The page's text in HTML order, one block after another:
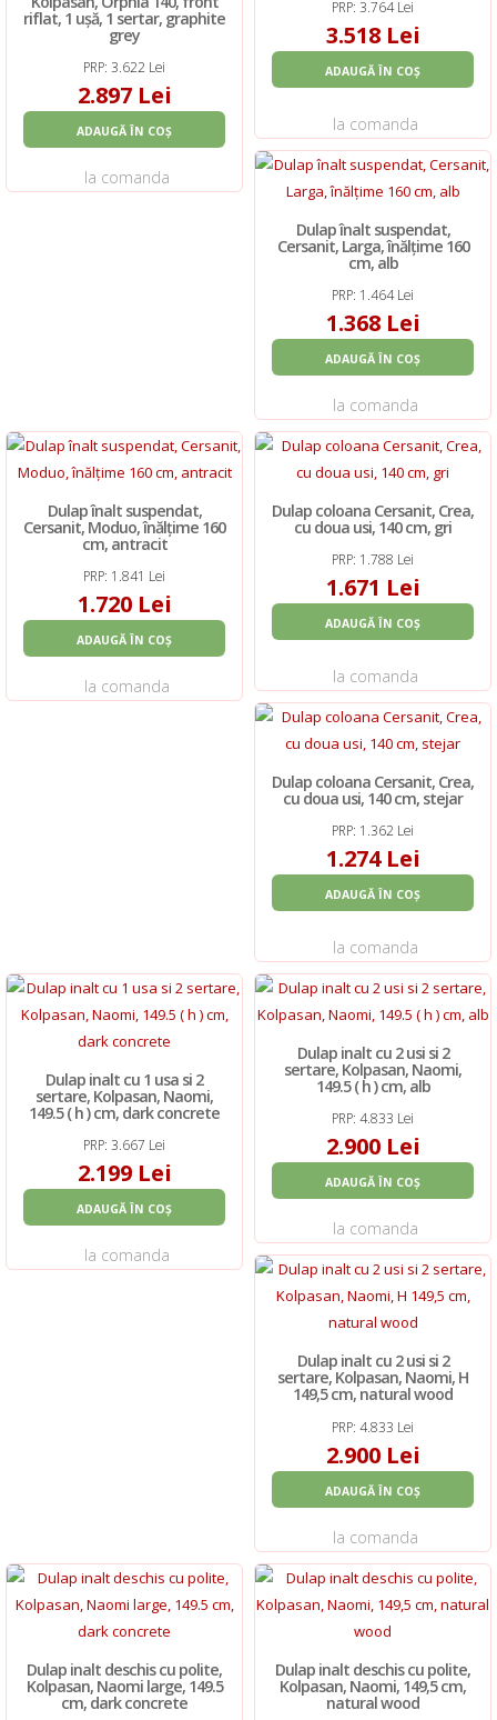
riflat, 1 ușă, 1 sertar, graphite
grey
PRP: 3.622 Lei
2.897 Lei
ADAUGĂ ÎN COȘ
la comanda
PRP: 3.764 Lei
3.518 Lei
ADAUGĂ ÎN COȘ
la comanda
Dulap înalt suspendat,
Cersanit, Larga, înălțime 160
cm, alb
PRP: 1.464 Lei
1.368 Lei
ADAUGĂ ÎN COȘ
la comanda
Dulap înalt suspendat,
Cersanit, Moduo, înălțime 160
cm, antracit
PRP: 1.841 Lei
1.720 Lei
ADAUGĂ ÎN COȘ
la comanda
Dulap coloana Cersanit, Crea,
cu doua usi, 140 cm, gri
PRP: 1.788 Lei
1.671 Lei
ADAUGĂ ÎN COȘ
la comanda
Dulap coloana Cersanit, Crea,
cu doua usi, 140 cm, stejar
PRP: 1.362 Lei
1.274 Lei
ADAUGĂ ÎN COȘ
la comanda
Dulap inalt cu 1 usa si 2
sertare, Kolpasan, Naomi,
149.5 ( h ) cm, dark concrete
PRP: 3.667 Lei
2.199 Lei
ADAUGĂ ÎN COȘ
la comanda
Dulap inalt cu 2 usi si 2
sertare, Kolpasan, Naomi,
149.5 ( h ) cm, alb
PRP: 4.833 Lei
2.900 Lei
ADAUGĂ ÎN COȘ
la comanda
Dulap inalt cu 2 usi si 2
sertare, Kolpasan, Naomi, H
149,5 cm, natural wood
PRP: 4.833 Lei
2.900 Lei
ADAUGĂ ÎN COȘ
la comanda
Dulap inalt deschis cu polite,
Kolpasan, Naomi large, 149.5
cm, dark concrete
Dulap inalt deschis cu polite,
Kolpasan, Naomi, 149,5 cm,
natural wood